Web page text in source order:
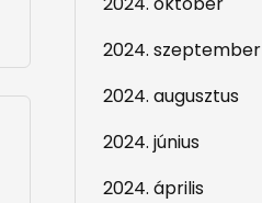
2024. szeptember
2024. augusztus
2024. június
2024. április